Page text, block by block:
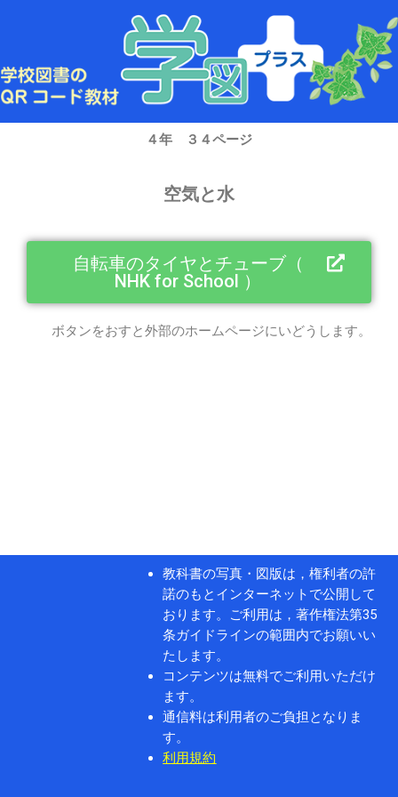
ス
キ
４年 ３４ページ
空気と水
自転車のタイヤとチューブ（
NHK for School ）
ボタンをおすと外部のホームページにいどうします。
教科書の写真・図版は，権利者の許
諾のもとインターネットで公開して
おります。ご利用は，著作権法第35
条ガイドラインの範囲内でお願いい
たします。
コンテンツは無料でご利用いただけ
ます。
通信料は利用者のご負担となりま
す。
利用規約